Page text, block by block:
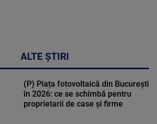
ALTE ȘTIRI
(P) Piața fotovoltaică din București
în 2026: ce se schimbă pentru
proprietarii de case și firme